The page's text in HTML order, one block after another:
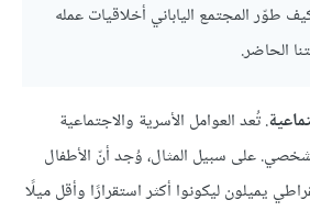
طوّر المجتمع الياباني أخلاقيات عمله
الحاضر.
. تُعد العوامل الأسرية والاجتماعية
على سبيل المثال، وُجد أنّ الأطفال
يميلون ليكونوا أكثر استقرارًا وأقل ميلًا